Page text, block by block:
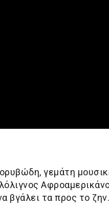
γεμάτη
βγάλει τα προς το ζην.